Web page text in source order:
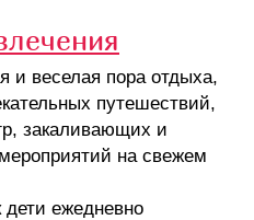
и веселая пора отдыха,
путешествий,
закаливающих и
на свежем
дети ежедневно